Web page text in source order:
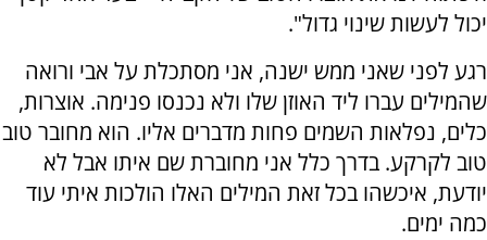
יכול לעשות שינוי גדול".
רגע לפני שאני ממש ישנה, אני מסתכלת על אבי ורואה
שהמילים עברו ליד האוזן שלו ולא נכנסו פנימה. אוצרות,
כלים, נפלאות השמים פחות מדברים אליו. הוא מחובר טוב
טוב לקרקע. בדרך כלל אני מחוברת שם איתו אבל לא
יודעת, איכשהו בכל זאת המילים האלו הולכות איתי עוד
כמה ימים.